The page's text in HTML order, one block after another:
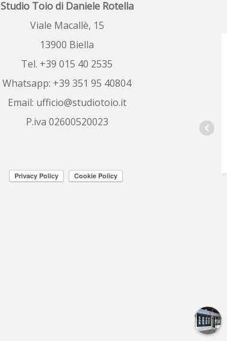
Studio Toio di Daniele Rotella
Viale Macallè, 15
13900 Biella
Tel. +39 015 40 2535
Whatsapp: +39 351 95 40804
Email: ufficio@studiotoio.it
P.iva 02600520023